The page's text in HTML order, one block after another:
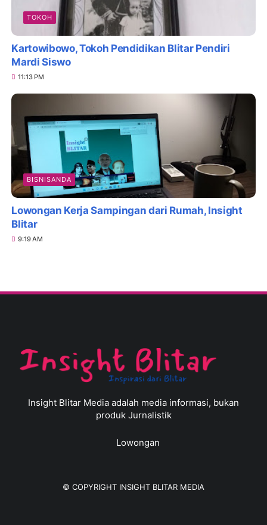
TOKOH
Kartowibowo, Tokoh Pendidikan Blitar Pendiri
Mardi Siswo
11:13 PM
BISNISANDA
Lowongan Kerja Sampingan dari Rumah, Insight
Blitar
9:19 AM
Insight Blitar Media adalah media informasi, bukan
produk Jurnalistik
Lowongan
© COPYRIGHT INSIGHT BLITAR MEDIA